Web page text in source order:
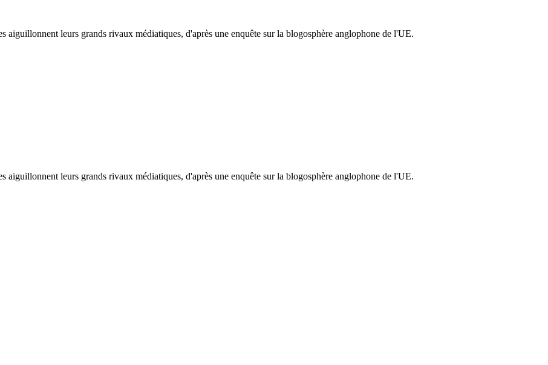
aiguillonnent leurs grands rivaux médiatiques, d'après une enquête sur la blogosphère anglophone de l'UE.
aiguillonnent leurs grands rivaux médiatiques, d'après une enquête sur la blogosphère anglophone de l'UE.